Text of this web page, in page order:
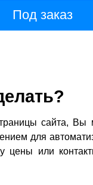
Под заказ
сайта, Вы
для
цены или